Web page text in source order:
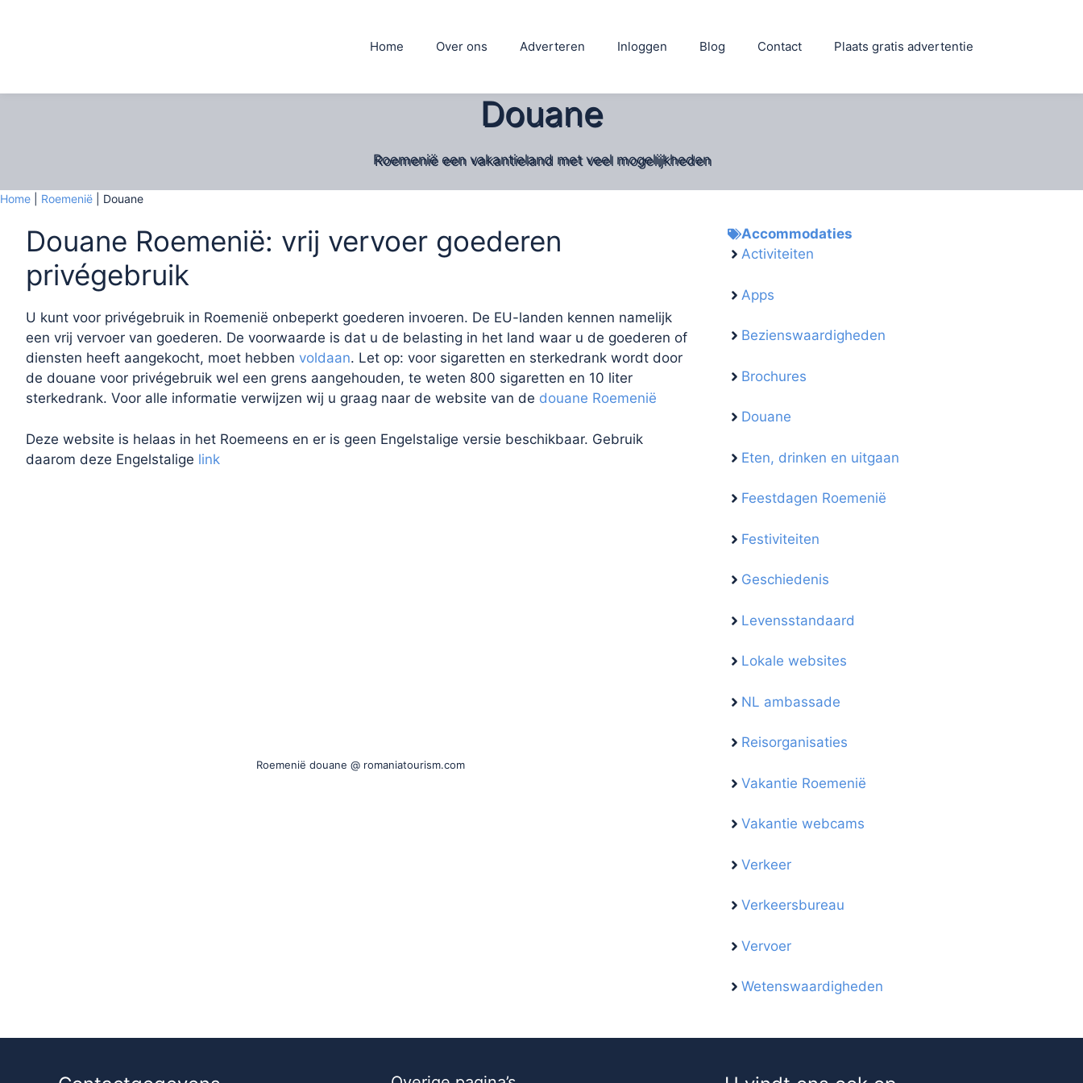
Home Over ons Adverteren Inloggen Blog Contact Plaats gratis advertentie
Douane
Roemenië een vakantieland met veel mogelijkheden
Home Roemenië Douane
Douane Roemenië: vrij vervoer goederen
privégebruik
U kunt voor privégebruik in Roemenië onbeperkt goederen invoeren. De EU-landen kennen namelijk
een vrij vervoer van goederen. De voorwaarde is dat u de belasting in het land waar u de goederen of
diensten heeft aangekocht, moet hebben voldaan. Let op: voor sigaretten en sterkedrank wordt door
de douane voor privégebruik wel een grens aangehouden, te weten 800 sigaretten en 10 liter
sterkedrank. Voor alle informatie verwijzen wij u graag naar de website van de douane Roemenië
Deze website is helaas in het Roemeens en er is geen Engelstalige versie beschikbaar. Gebruik
daarom deze Engelstalige link
Roemenië douane @ romaniatourism.com
Accommodaties
Activiteiten
Apps
Bezienswaardigheden
Brochures
Douane
Eten, drinken en uitgaan
Feestdagen Roemenië
Festiviteiten
Geschiedenis
Levensstandaard
Lokale websites
NL ambassade
Reisorganisaties
Vakantie Roemenië
Vakantie webcams
Verkeer
Verkeersbureau
Vervoer
Wetenswaardigheden